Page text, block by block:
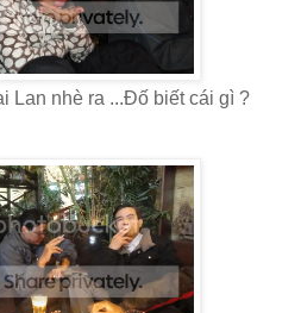
Lan nhè ra ...Đố biết cái gì ?